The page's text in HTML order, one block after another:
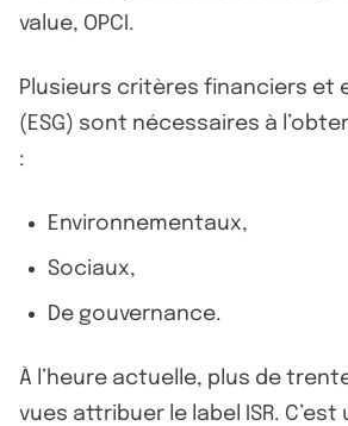
value, OPCI.
Plusieurs critères financiers et
(ESG) sont nécessaires à
:
Environnementaux,
Sociaux,
De gouvernance.
À l’heure actuelle, plus de
vues attribuer le label ISR. C’est